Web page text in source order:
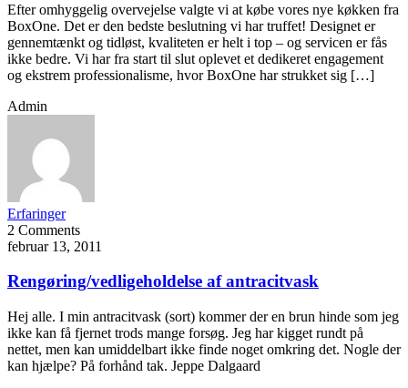
Efter omhyggelig overvejelse valgte vi at købe vores nye køkken fra
BoxOne. Det er den bedste beslutning vi har truffet! Designet er
gennemtænkt og tidløst, kvaliteten er helt i top – og servicen er fås
ikke bedre. Vi har fra start til slut oplevet et dedikeret engagement
og ekstrem professionalisme, hvor BoxOne har strukket sig […]
Admin
Erfaringer
2 Comments
februar 13, 2011
Rengøring/vedligeholdelse af antracitvask
Hej alle. I min antracitvask (sort) kommer der en brun hinde som jeg
ikke kan få fjernet trods mange forsøg. Jeg har kigget rundt på
nettet, men kan umiddelbart ikke finde noget omkring det. Nogle der
kan hjælpe? På forhånd tak. Jeppe Dalgaard